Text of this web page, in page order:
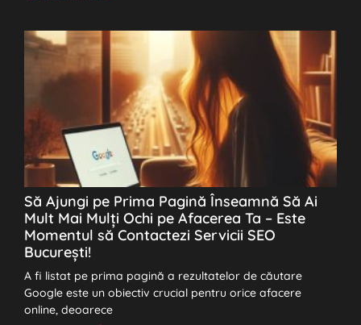
Să Ajungi pe Prima Pagină Înseamnă Să Ai
Mult Mai Mulți Ochi pe Afacerea Ta – Este
Momentul să Contactezi Servicii SEO
București!
A fi listat pe prima pagină a rezultatelor de căutare
Google este un obiectiv crucial pentru orice afacere
online, deoarece